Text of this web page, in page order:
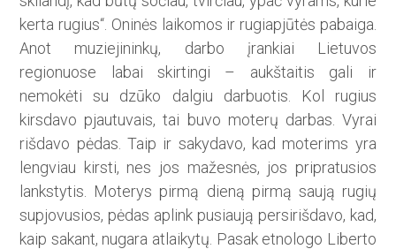
kerta rugius“. Oninės laikomos ir rugiapjūtės pabaiga.
Anot muziejininkų, darbo įrankiai Lietuvos
regionuose labai skirtingi – aukštaitis gali ir
nemokėti su dzūko dalgiu darbuotis. Kol rugius
kirsdavo pjautuvais, tai buvo moterų darbas. Vyrai
rišdavo pėdas. Taip ir sakydavo, kad moterims yra
lengviau kirsti, nes jos mažesnės, jos pripratusios
lankstytis. Moterys pirmą dieną pirmą saują rugių
supjovusios, pėdas aplink pusiaują persirišdavo, kad,
kaip sakant, nugara atlaikytų. Pasak etnologo Liberto